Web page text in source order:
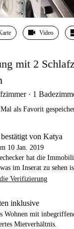
Video
mit 2
1
Mal als Favorit
von Katya
10 Jan. 2019
hat die
im Inserat zu sehen
Verifizierung
inklusive
Wohnen mit
Mietverhältnis.